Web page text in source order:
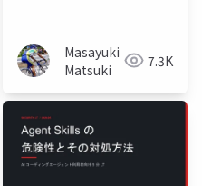
Masayuki
Matsuki
7.3K